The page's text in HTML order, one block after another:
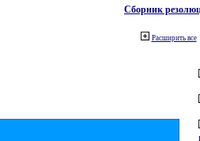
Сборник
Расширить все